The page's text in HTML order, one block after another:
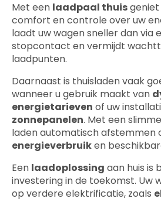
Met een laadpaal thuis
comfort en controle over uw
laadt uw wagen sneller dan via
stopcontact en vermijdt
laadpunten.
Daarnaast is thuisladen vaak
wanneer u gebruik maakt van
energietarieven of uw
zonnepanelen. Met een slimme
laden automatisch afstemmen
energieverbruiken
Een laadoplossing aan huis is
investering in de toekomst. Uw
op verdere elektrificatie, zoals